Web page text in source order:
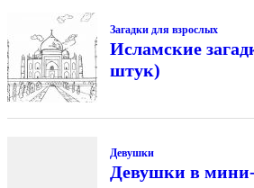
Загадки для взрослых
Исламские
штук)
Девушки
Девушки в